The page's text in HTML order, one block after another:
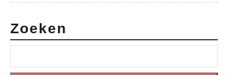
Zoeken